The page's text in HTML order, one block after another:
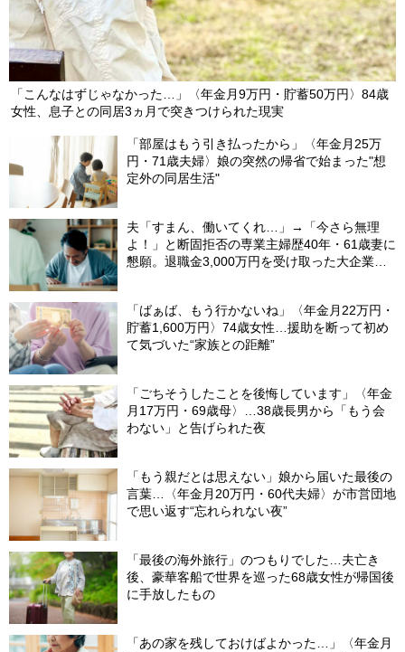
「こんなはずじゃなかった…」〈年金月9万円・貯蓄50万円〉84歳
女性、息子との同居3ヵ月で突きつけられた現実
「部屋はもう引き払ったから」〈年金月25万
円・71歳夫婦〉娘の突然の帰省で始まった"想
定外の同居生活"
夫「すまん、働いてくれ…」→「今さら無理
よ！」と断固拒否の専業主婦歴40年・61歳妻に
懇願。退職金3,000万円を受け取った大企業元
「ばぁば、もう行かないね」〈年金月22万円・
貯蓄1,600万円〉74歳女性…援助を断って初め
て気づいた“家族との距離”
「ごちそうしたことを後悔しています」〈年金
月17万円・69歳母〉…38歳長男から「もう会
わない」と告げられた夜
「もう親だとは思えない」娘から届いた最後の
言葉…〈年金月20万円・60代夫婦〉が市営団地
で思い返す“忘れられない夜”
「最後の海外旅行」のつもりでした…夫亡き
後、豪華客船で世界を巡った68歳女性が帰国後
に手放したもの
「あの家を残しておけばよかった…」〈年金月